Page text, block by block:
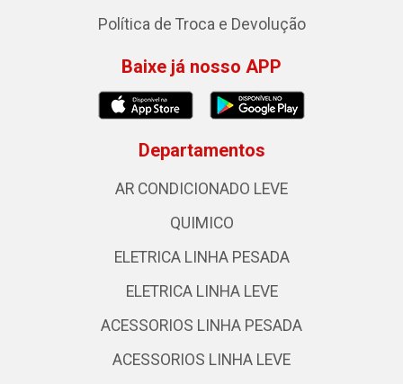
Política de Troca e Devolução
Baixe já nosso APP
Departamentos
AR CONDICIONADO LEVE
QUIMICO
ELETRICA LINHA PESADA
ELETRICA LINHA LEVE
ACESSORIOS LINHA PESADA
ACESSORIOS LINHA LEVE